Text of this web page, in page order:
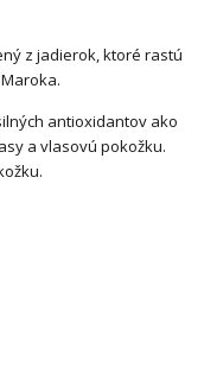
z jadierok, ktoré rastú
antioxidantov ako
a vlasovú pokožku.